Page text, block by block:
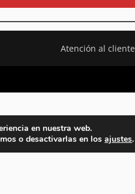
Atención al cliente
en nuestra web.
o desactivarlas en losajustes.